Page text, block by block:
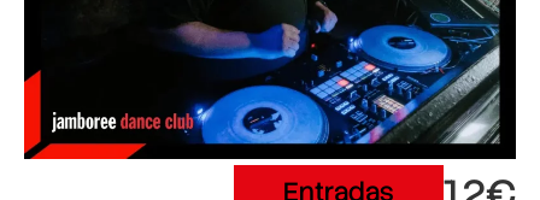
Entradas